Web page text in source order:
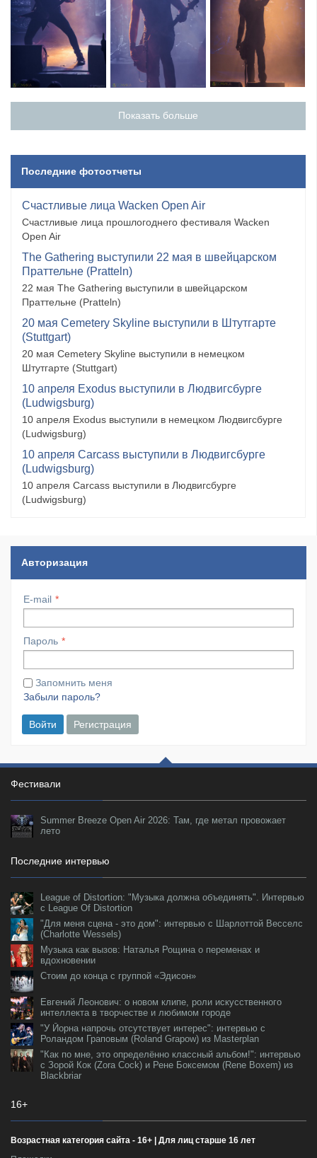
Показать больше
Последние фотоотчеты
Счастливые лица Wacken Open Air
Счастливые лица прошлогоднего фестиваля Wacken
Open Air
The Gathering выступили 22 мая в швейцарском
Праттельне (Pratteln)
22 мая The Gathering выступили в швейцарском
Праттельне (Pratteln)
20 мая Cemetery Skyline выступили в Штутгарте
(Stuttgart)
20 мая Cemetery Skyline выступили в немецком
Штутгарте (Stuttgart)
10 апреля Exodus выступили в Людвигсбурге
(Ludwigsburg)
10 апреля Exodus выступили в немецком Людвигсбурге
(Ludwigsburg)
10 апреля Carcass выступили в Людвигсбурге
(Ludwigsburg)
10 апреля Carcass выступили в Людвигсбурге
(Ludwigsburg)
Авторизация
E-mail
Пароль
Запомнить меня
Забыли пароль?
Войти Регистрация
Фестивали
Summer Breeze Open Air 2026: Там, где метал провожает
лето
Последние интервью
League of Distortion: "Музыка должна объединять". Интервью
с League Of Distortion
"Для меня сцена - это дом": интервью с Шарлоттой Весселс
(Charlotte Wessels)
Музыка как вызов: Наталья Рощина о переменах и
вдохновении
Стоим до конца с группой «Эдисон»
Евгений Леонович: о новом клипе, роли искусственного
интеллекта в творчестве и любимом городе
"У Йорна напрочь отсутствует интерес": интервью с
Роландом Граповым (Roland Grapow) из Masterplan
"Как по мне, это определённо классный альбом!": интервью
с Зорой Кок (Zora Cock) и Рене Боксемом (Rene Boxem) из
Blackbriar
16+
Возрастная категория сайта - 16+ | Для лиц старше 16 лет